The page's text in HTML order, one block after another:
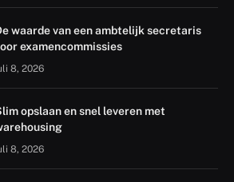
waarde van een ambtelijk secretaris
examencommissies
8, 2026
opslaan en snel leveren met
8, 2026